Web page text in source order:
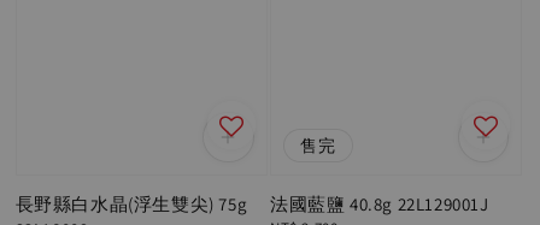
長野縣白水晶(浮生雙尖) 75g
售完
法國藍鹽 40.8g 22L129001J